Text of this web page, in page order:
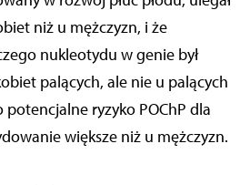
niż u mężczyzn, i że
nukleotydu w genie był
palących, ale nie u palących
potencjalne ryzyko POChP dla
większe niż u mężczyzn.